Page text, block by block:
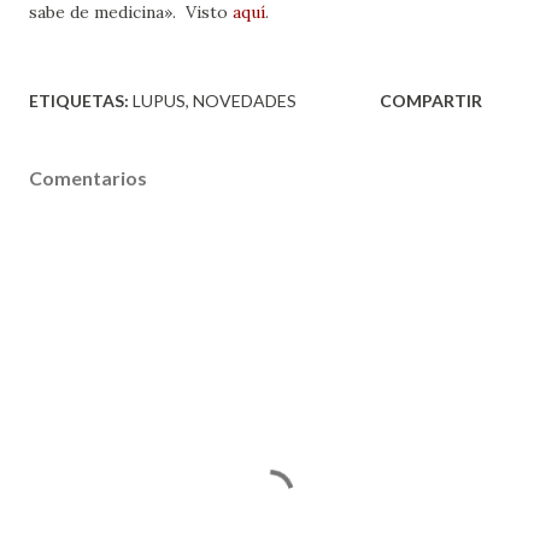
sabe de medicina». Visto aquí.
ETIQUETAS: LUPUS NOVEDADES COMPARTIR
Comentarios